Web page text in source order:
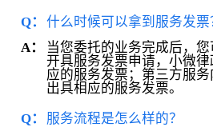
Q： 什么时候可以拿到服务发票
A：
当您委托的业务完成后，
开具服务发票申请，小微
应的服务发票；第三方服
出具相应的服务发票。
Q：
服务流程是怎么样的？